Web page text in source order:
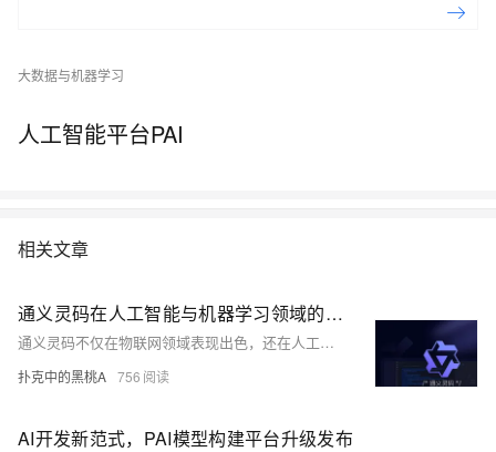
知识结构使之不断改善自身的性能，它是使计算机具有智能的根本途径，
大数据与机器学习
人工智能平台PAI
相关文章
通义灵码在人工智能与机器学习领域的应用
通义灵码不仅在物联网领域表现出色，还在人工智能、机器学习、金融、医疗和教育等领域展现出广泛应用前景。本文探讨了其在这些领域的具体应用，如模型训练、风险评估、医疗影像诊断等，并总结了其提高开发效率、降低门槛、促进合作和推动创新的优势。
扑克中的黑桃A 756
AI开发新范式，PAI模型构建平台升级发布